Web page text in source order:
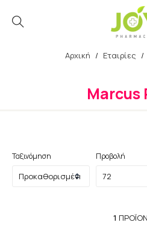
Αρχική / Εταιρίες /
Marcus
Ταξινόμηση Προβολή
1